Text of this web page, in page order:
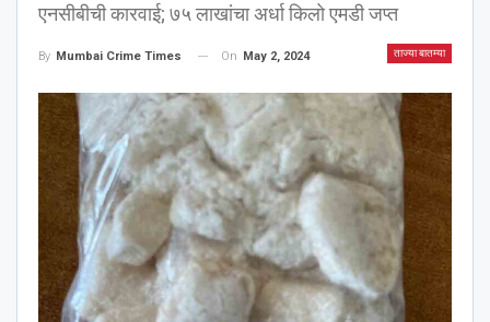
एनसीबीची कारवाई; ७५ लाखांचा अर्धा किलो एमडी जप्त
ताज्या बातम्या
By Mumbai Crime Times On May 2, 2024